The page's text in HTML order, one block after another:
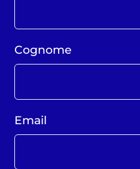
Cognome
Email